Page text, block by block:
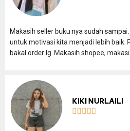
Makasih seller buku nya sudah
untuk motivasi kita menjadi lebih baik.
bakal order lg. Makasih shopee,
KIKI NURLAILI
    